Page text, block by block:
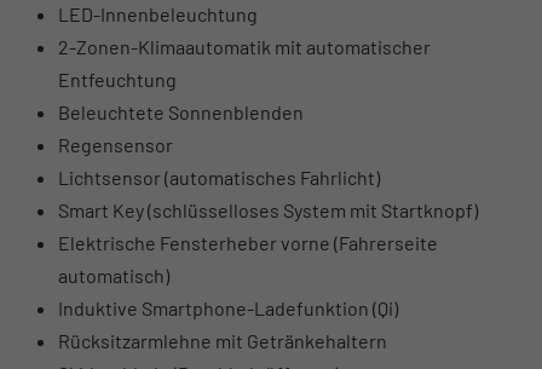
LED-Innenbeleuchtung
2-Zonen-Klimaautomatik mit automatischer
Entfeuchtung
Beleuchtete Sonnenblenden
Regensensor
Lichtsensor (automatisches Fahrlicht)
Smart Key (schlüsselloses System mit Startknopf)
Elektrische Fensterheber vorne (Fahrerseite
automatisch)
Induktive Smartphone-Ladefunktion (Qi)
Rücksitzarmlehne mit Getränkehaltern